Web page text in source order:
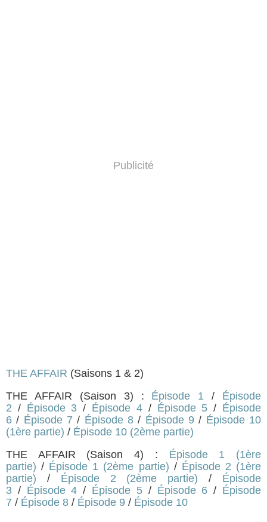
Publicité
THE AFFAIR (Saisons 1 & 2)
THE AFFAIR (Saison 3) : Épisode 1 / Épisode
2 / Épisode 3 / Épisode 4/ Épisode 5 / Épisode
6/ Épisode 7 / Épisode 8 / Épisode 9 / Épisode 10
(1ère partie) / Épisode 10 (2ème partie)
THE AFFAIR (Saison 4) : Épisode 1 (1ère
partie) / Épisode 1 (2ème partie) / Épisode 2 (1ère
partie) / Épisode 2 (2ème partie) / Épisode
3 / Épisode 4 / Épisode 5/ Épisode 6 / Épisode
7 / Épisode 8 / Épisode 9 / Épisode 10